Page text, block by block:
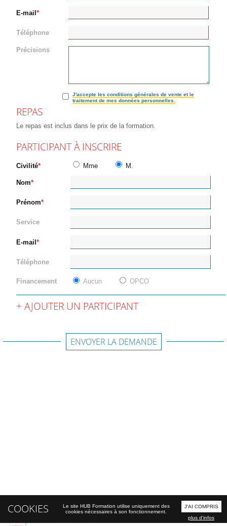
E-mail
Téléphone
Précisions
J'accepte les conditions générales de vente et le
traitement de mes données personnelles.
REPAS
Le repas est inclus dans le prix de la formation.
PARTICIPANT À INSCRIRE
Civilité Mme M.
Nom
Prénom
Service
E-mail
Téléphone
Financement Aucun OPCO
AJOUTER UN PARTICIPANT
ENVOYER LA DEMANDE
COOKIES
Le site HUB Formation utilise uniquement des
cookies nécessaires à son fonctionnement.
J'AI COMPRIS
plus d'infos